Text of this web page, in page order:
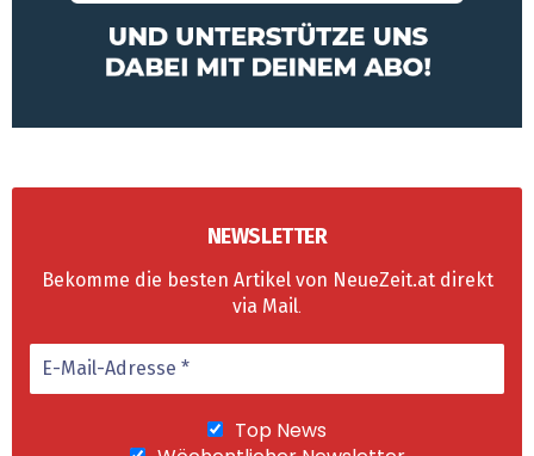
NEWSLETTER
Bekomme die besten Artikel von NeueZeit.at direkt
via Mail.
Top News